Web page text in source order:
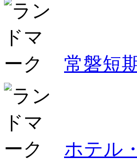
常磐短
ホテル